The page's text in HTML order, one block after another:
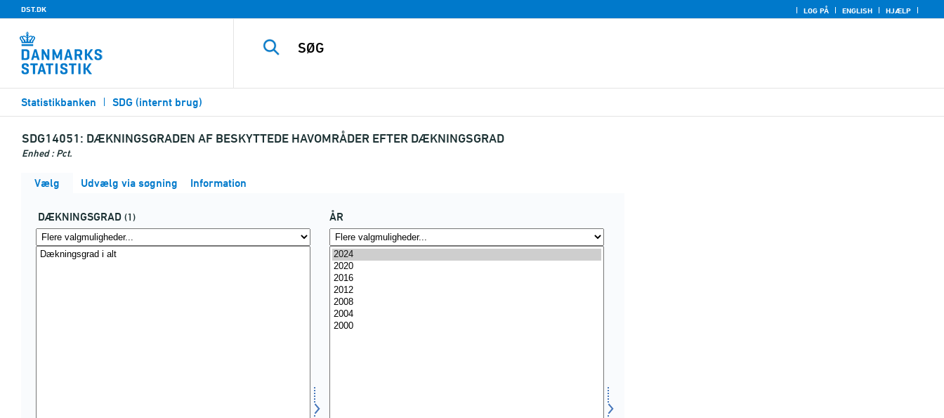
DST.DK LOG PÅ ENGLISH HJÆLP
Statistikbanken SDG (internt brug)
SDG14051: DÆKNINGSGRADEN AF BESKYTTEDE HAVOMRÅDER EFTER DÆKNINGSGRAD
Enhed : Pct.
Vælg Udvælg via søgning Information
DÆKNINGSGRAD (1) ÅR